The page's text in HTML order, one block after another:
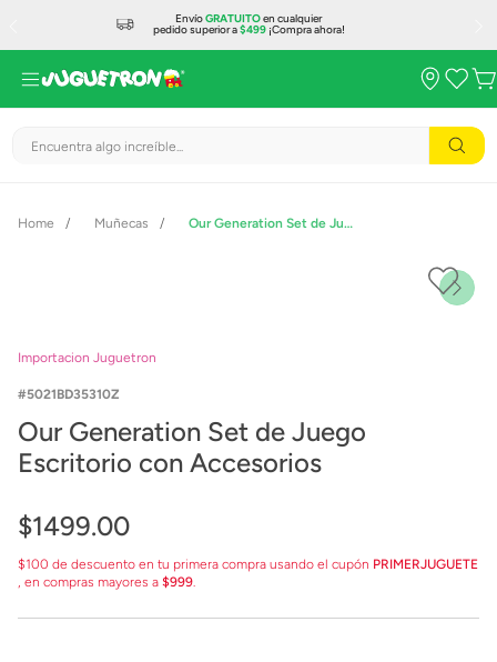
EnvíoGRATUITOen cualquier
pedido superior a$499¡Compra ahora!
Encuentra algo increíble...
Muñecas Our Generation Set de Juego Escritorio con Accesorios
Importacion Juguetron
5021BD35310Z
Our Generation Set de Juego
Escritorio con Accesorios
$1499.00
$100 de descuento en tu primera compra usando el cupón PRIMERJUGUETE
, en compras mayores a $999.